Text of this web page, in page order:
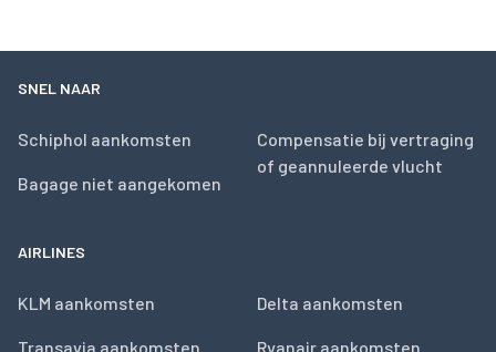
SNEL NAAR
Schiphol aankomsten
Bagage niet aangekomen
Compensatie bij vertraging
of geannuleerde vlucht
AIRLINES
KLM aankomsten
Transavia aankomsten
Delta aankomsten
Ryanair aankomsten